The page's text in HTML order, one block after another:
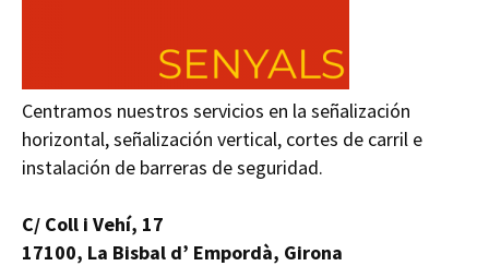
Centramos nuestros servicios en la señalización
horizontal, señalización vertical, cortes de carril e
instalación de barreras de seguridad.
C/ Coll i Vehí, 17
17100, La Bisbal d’ Empordà, Girona